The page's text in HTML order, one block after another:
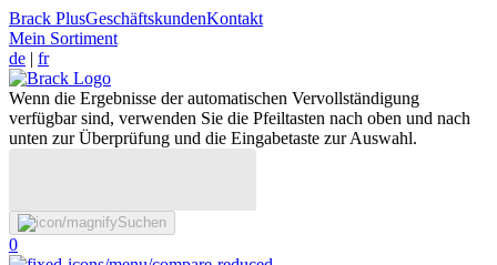
Brack PlusGeschäftskundenKontakt
Mein Sortiment
de | fr
Wenn die Ergebnisse der automatischen Vervollständigung
verfügbar sind, verwenden Sie die Pfeiltasten nach oben und nach
unten zur Überprüfung und die Eingabetaste zur Auswahl.
Suchen
0